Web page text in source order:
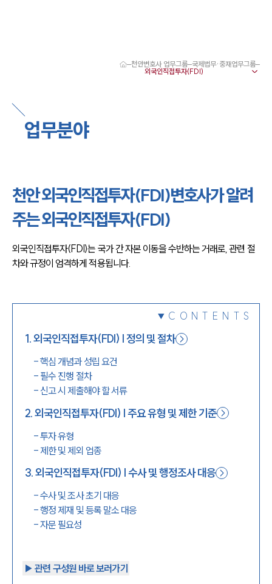
천안형사전문변호사
천안이혼전문변호사
천안학교폭력변호사
천안 분사무소 오시는 길
천안변호사상담 상담접수
채용정보
천안변호사 업무그룹 국제법무·중재업무그룹
업무분야
천안 외국인직접투자(FDI)변호사가 알려
주는 외국인직접투자(FDI)
외국인직접투자(FDI)는 국가 간 자본 이동을 수반하는 거래로, 관련 절
차와 규정이 엄격하게 적용됩니다.
CONTENTS
1.외국인직접투자(FDI) | 정의 및 절차
-핵심 개념과 성립 요건
- 필수 진행 절차
-신고 시 제출해야 할 서류
2.외국인직접투자(FDI) | 주요 유형 및 제한 기준
-투자 유형
- 제한 및 제외 업종
3.외국인직접투자(FDI) | 수사 및 행정조사 대응
-수사 및 조사 초기 대응
-행정 제재 및 등록 말소 대응
-자문 필요성
▶︎ 관련 구성원 바로 보러가기